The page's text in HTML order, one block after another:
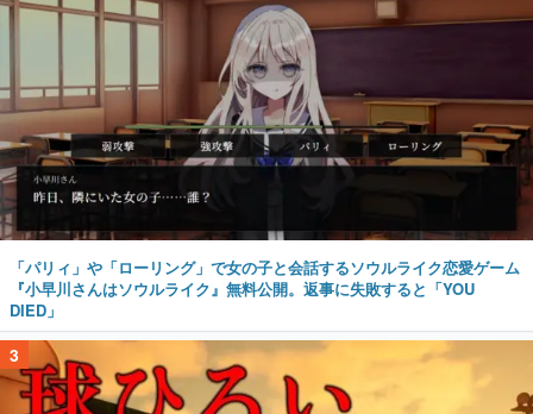
「パリィ」や「ローリング」で女の子と会話するソウルライク恋愛ゲーム
『小早川さんはソウルライク』無料公開。返事に失敗すると「YOU
DIED」
3